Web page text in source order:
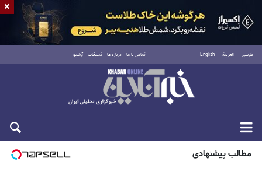
فارسی العربية English تماس با ما درباره ما تبلیغات آرشیو
جمعه ۱۶ مرداد ۱۴۰۵
مطالب پیشنهادی
×